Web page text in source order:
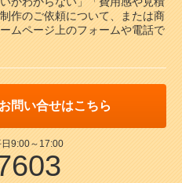
作のご依頼について、または商
ムページ上のフォームや電話で
問い合せはこちら
9:00～17:00